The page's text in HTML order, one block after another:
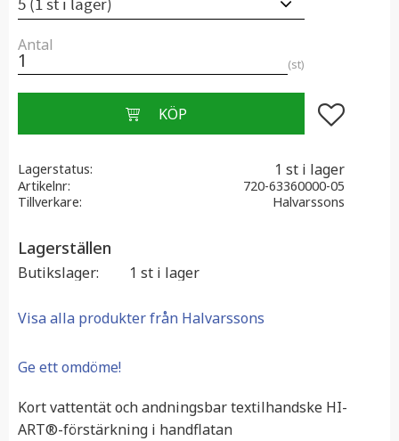
Antal
st
Lägg till i
Lagerstatus 1 st i lager
Artikelnr
720-63360000-05
Tillverkare
Halvarssons
Lagerställen
Butikslager 1 st i lager
Visa alla produkter från Halvarssons
Ge ett omdöme!
Kort vattentät och andningsbar textilhandske HI-
ART®-förstärkning i handflatan